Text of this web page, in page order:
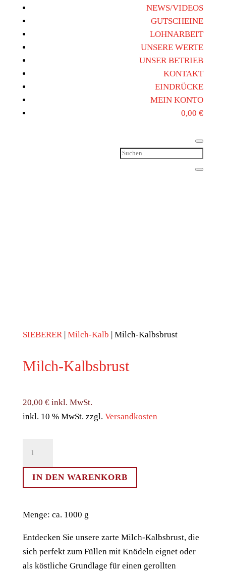
NEWS/VIDEOS
GUTSCHEINE
LOHNARBEIT
UNSERE WERTE
UNSER BETRIEB
KONTAKT
EINDRÜCKE
MEIN KONTO
0,00€
SIEBERER| Milch-Kalb | Milch-Kalbsbrust
Milch-Kalbsbrust
20,00 € inkl. MwSt.
inkl. 10 % MwSt. zzgl. Versandkosten
Menge
IN DEN WARENKORB
Menge: ca. 1000 g
Entdecken Sie unsere zarte Milch-Kalbsbrust, die
sich perfekt zum Füllen mit Knödeln eignet oder
als köstliche Grundlage für einen gerollten